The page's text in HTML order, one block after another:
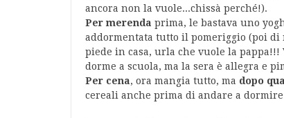
ancora non la vuole...chissà perché!).
Per merenda prima, le bastava uno
addormentata tutto il pomeriggio (poi di
piede in casa, urla che vuole la pappa!!!
dorme a scuola, ma la sera è allegra e
Per cena, ora mangia tutto, ma dopo
cereali anche prima di andare a